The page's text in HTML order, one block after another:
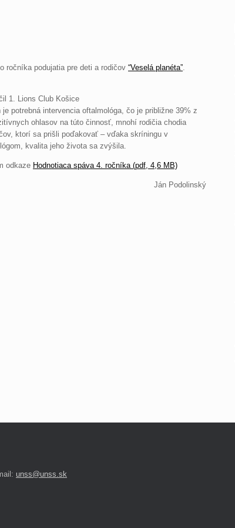
ročníka podujatia pre deti a rodičov “Veselá planéta”.
1. Lions Club Košice
potrebná intervencia oftalmológa, čo je približne 39% z
ohlasov na túto činnosť, mnohí rodičia chodia
ktorí sa prišli poďakovať – vďaka skríningu v
kvalita jeho života sa zvýšila.
odkaze Hodnotiaca spáva 4. ročníka (pdf, 4,6 MB)
Ján Podolinský
unss@unss.sk